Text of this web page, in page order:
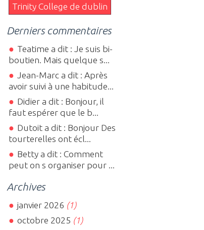
Trinity College de dublin
Derniers commentaires
Teatime a dit : Je suis bi-
boutien. Mais quelque s...
Jean-Marc a dit : Après
avoir suivi à une habitude...
Didier a dit : Bonjour, il
faut espérer que le b...
Dutoit a dit : Bonjour Des
tourterelles ont écl...
Betty a dit : Comment
peut on s organiser pour ...
Archives
janvier 2026 (1)
octobre 2025 (1)